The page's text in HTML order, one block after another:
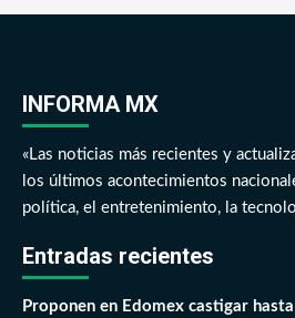
INFORMA MX
«Las noticias más recientes y
los últimos acontecimientos
política, el entretenimiento, la
Entradas recientes
Proponen en Edomex castigar